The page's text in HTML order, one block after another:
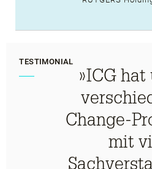
TESTIMONIAL
»ICG hat
Change-
mit